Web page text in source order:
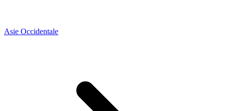
Asie Occidentale